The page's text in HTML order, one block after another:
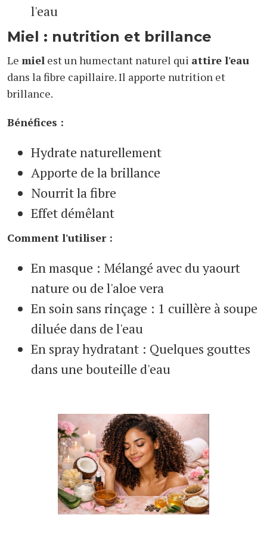
l'eau
Miel : nutrition et brillance
Le miel est un humectant naturel qui attire l'eau
dans la fibre capillaire. Il apporte nutrition et
brillance.
Bénéfices :
Hydrate naturellement
Apporte de la brillance
Nourrit la fibre
Effet démêlant
Comment l'utiliser :
En masque : Mélangé avec du yaourt
nature ou de l'aloe vera
En soin sans rinçage : 1 cuillère à soupe
diluée dans de l'eau
En spray hydratant : Quelques gouttes
dans une bouteille d'eau